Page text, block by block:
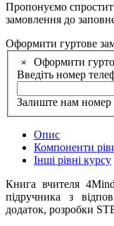
Пропонуємо
замовлення до
Оформити гуртове
×
Оформити
Введіть номер
Залиште нам номер
Опис
Компоненти
Інші рівні курсу
Книга вчителя
підручника з
додаток, розробки